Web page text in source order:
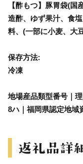
【酢もつ】豚胃袋(
造酢、ゆず果汁、食
料、(一部に小麦、大
保存方法:
冷凍
地場産品類型番号｜理
8ハ｜福岡県認定地域